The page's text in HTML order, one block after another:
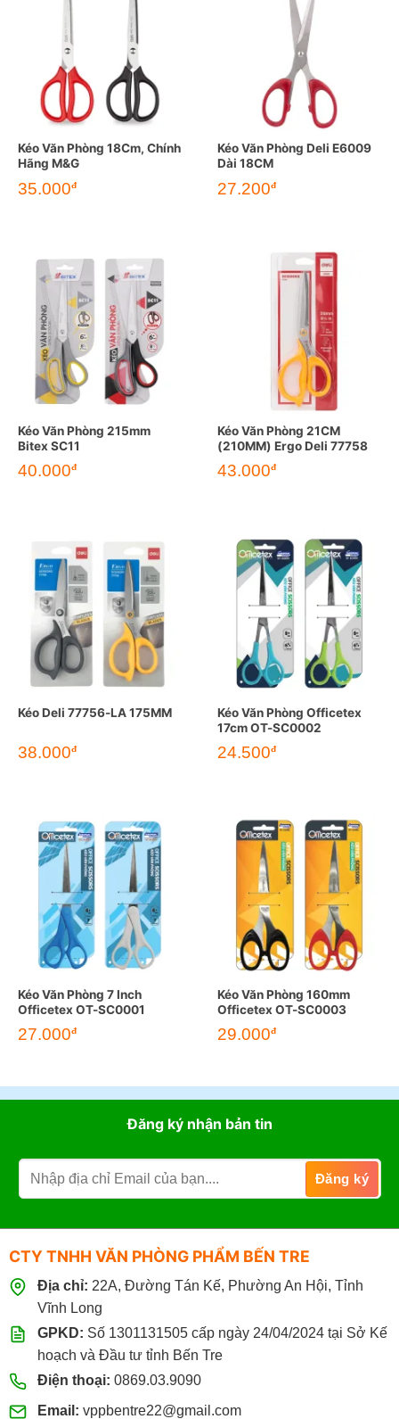
Kéo Văn Phòng 18Cm, Chính
Hãng M&G
35.000đ
Kéo Văn Phòng Deli E6009
Dài 18CM
27.200đ
Kéo Văn Phòng 215mm
Bitex SC11
40.000đ
Kéo Văn Phòng 21CM
(210MM) Ergo Deli 77758
43.000đ
Kéo Deli 77756-LA 175MM
38.000đ
Kéo Văn Phòng Officetex
17cm OT-SC0002
24.500đ
Kéo Văn Phòng 7 Inch
Officetex OT-SC0001
27.000đ
Kéo Văn Phòng 160mm
Officetex OT-SC0003
29.000đ
Đăng ký nhận bản tin
CTY TNHH VĂN PHÒNG PHẨM BẾN TRE
Địa chỉ: 22A, Đường Tán Kế, Phường An Hội, Tỉnh
Vĩnh Long
GPKD: Số 1301131505 cấp ngày 24/04/2024 tại Sở Kế
hoạch và Đầu tư tỉnh Bến Tre
Điện thoại: 0869.03.9090
Email: vppbentre22@gmail.com